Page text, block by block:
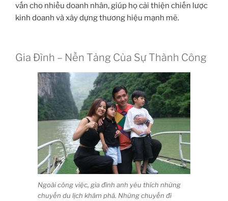
vấn cho nhiều doanh nhân, giúp họ cải thiện chiến lược
kinh doanh và xây dựng thương hiệu mạnh mẽ.
Gia Đình – Nền Tảng Của Sự Thành Công
Ngoài công việc, gia đình anh yêu thích những
chuyến du lịch khám phá. Những chuyến đi